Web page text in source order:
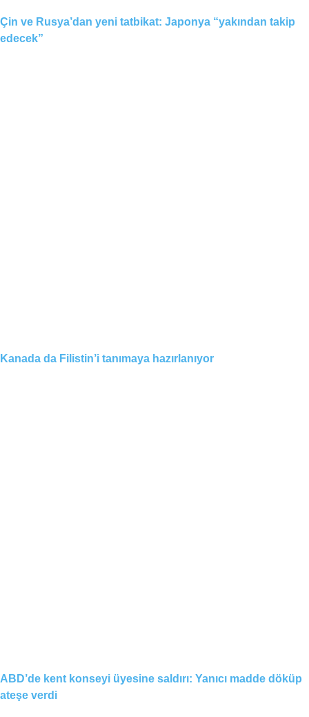
Çin ve Rusya’dan yeni tatbikat: Japonya “yakından takip
edecek”
Kanada da Filistin’i tanımaya hazırlanıyor
ABD’de kent konseyi üyesine saldırı: Yanıcı madde döküp
ateşe verdi